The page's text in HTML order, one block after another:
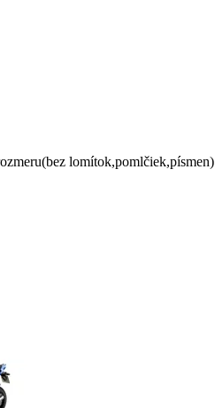
lomítok,pomlčiek,písmen)